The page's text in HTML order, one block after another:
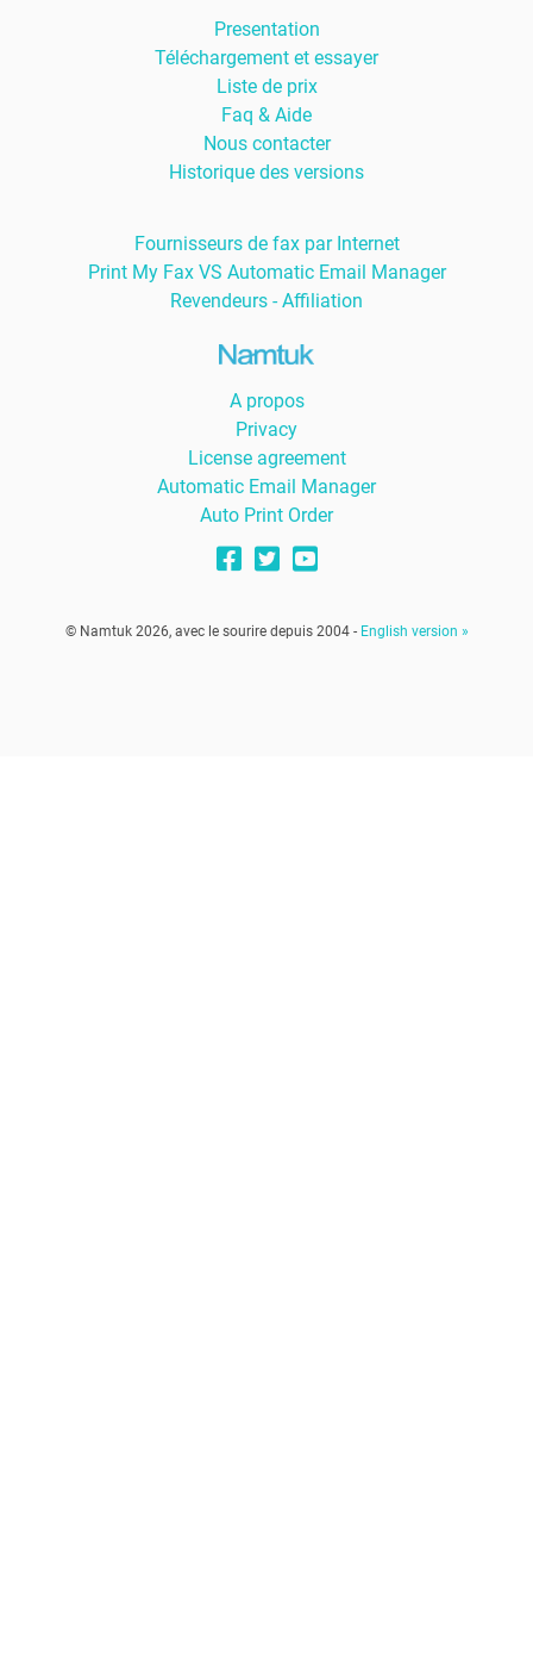
Presentation
Téléchargement et essayer
Liste de prix
Faq & Aide
Nous contacter
Historique des versions
Fournisseurs de fax par Internet
Print My Fax VS Automatic Email Manager
Revendeurs - Affiliation
A propos
Privacy
License agreement
Automatic Email Manager
Auto Print Order
© Namtuk 2026, avec le sourire depuis 2004 - English version »